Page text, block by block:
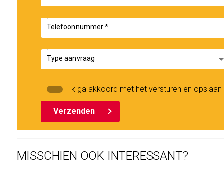
Telefoonnummer *
Type aanvraag arrow_drop_down
Ik ga akkoord met het versturen en
Verzenden
MISSCHIEN OOK INTERESSANT?